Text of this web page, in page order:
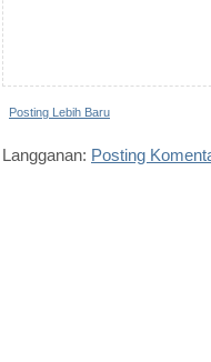
Posting Lebih Baru
Langganan: Posting